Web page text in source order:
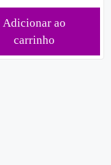
Adicionar ao
carrinho